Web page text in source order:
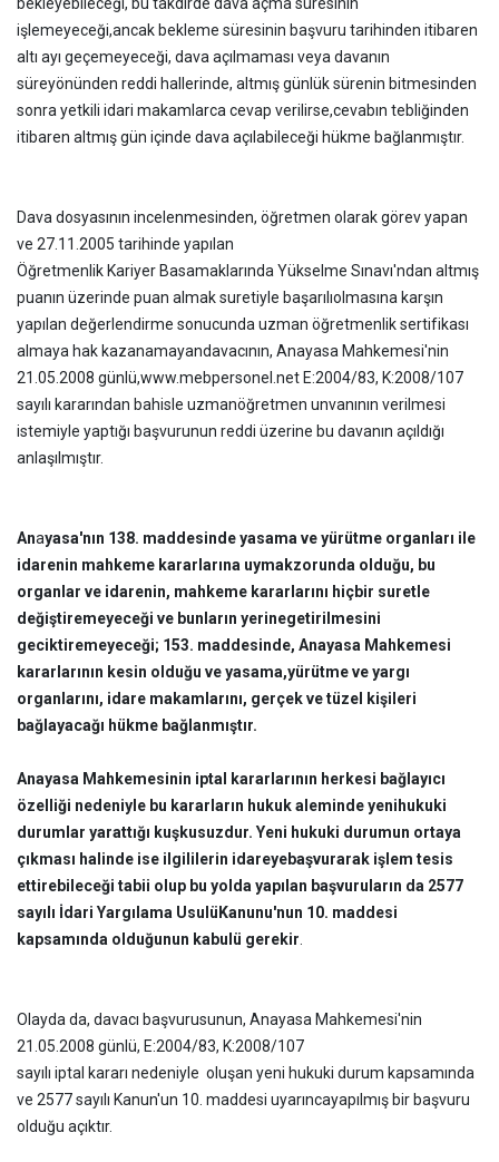
işlemeyeceği,ancak bekleme süresinin başvuru tarihinden itibaren
altı ayı geçemeyeceği, dava açılmaması veya davanın
süreyönünden reddi hallerinde, altmış günlük sürenin bitmesinden
sonra yetkili idari makamlarca cevap verilirse,cevabın tebliğinden
itibaren altmış gün içinde dava açılabileceği hükme bağlanmıştır.
Dava dosyasının incelenmesinden, öğretmen olarak görev yapan
ve 27.11.2005 tarihinde yapılan
Öğretmenlik Kariyer Basamaklarında Yükselme Sınavı'ndan altmış
puanın üzerinde puan almak suretiyle başarılıolmasına karşın
yapılan değerlendirme sonucunda uzman öğretmenlik sertifikası
almaya hak kazanamayandavacının, Anayasa Mahkemesi'nin
21.05.2008 günlü,www.mebpersonel.net E:2004/83, K:2008/107
sayılı kararından bahisle uzmanöğretmen unvanının verilmesi
istemiyle yaptığı başvurunun reddi üzerine bu davanın açıldığı
anlaşılmıştır.
Anayasa'nın 138. maddesinde yasama ve yürütme organları ile
idarenin mahkeme kararlarına uymakzorunda olduğu, bu
organlar ve idarenin, mahkeme kararlarını hiçbir suretle
değiştiremeyeceği ve bunların yerinegetirilmesini
geciktiremeyeceği; 153. maddesinde, Anayasa Mahkemesi
kararlarının kesin olduğu ve yasama,yürütme ve yargı
organlarını, idare makamlarını, gerçek ve tüzel kişileri
bağlayacağı hükme bağlanmıştır.
Anayasa Mahkemesinin iptal kararlarının herkesi bağlayıcı
özelliği nedeniyle bu kararların hukuk aleminde yeni hukuki
durumlar yarattığı kuşkusuzdur. Yeni hukuki durumun ortaya
çıkması halinde ise ilgililerin idareyebaşvurarak işlem tesis
ettirebileceği tabii olup bu yolda yapılan başvuruların da 2577
sayılı İdari Yargılama UsulüKanunu'nun 10. maddesi
kapsamında olduğunun kabulü gerekir
Olayda da, davacı başvurusunun, Anayasa Mahkemesi'nin
21.05.2008 günlü, E:2004/83, K:2008/107
sayılı iptal kararı nedeniyle oluşan yeni hukuki durum kapsamında
ve 2577 sayılı Kanun'un 10. maddesi uyarıncayapılmış bir başvuru
olduğu açıktır.